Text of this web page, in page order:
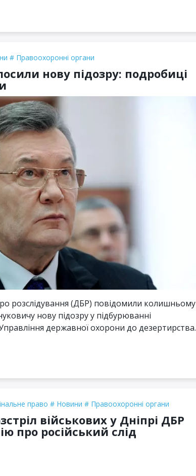
Правоохоронні органи
нову підозру: подробиці
розслідування (ДБР) повідомили колишньому
нову підозру у підбурюванні
державної охорони до дезертирства.
право Новини Правоохоронні органи
військових у Дніпрі ДБР
про російський слід